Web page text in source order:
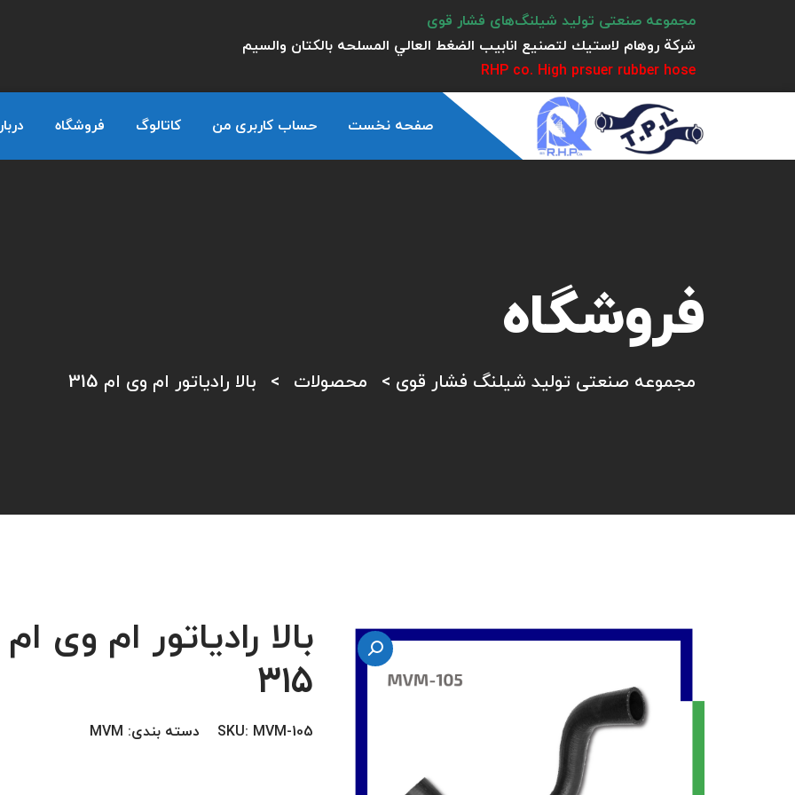
مجموعه صنعتی تولید شیلنگ‌های فشار قوی
شركة روهام لاستيك لتصنيع انابيب الضغط العالي المسلحه بالكتان والسيم
RHP co. High prsuer rubber hose
صفحه نخست حساب کاربری من کاتالوگ فروشگاه
فروشگاه
مجموعه صنعتی تولید شیلنگ فشار قوی > محصولات > بالا رادیاتور ام وی ام 315
بالا رادیاتور ام وی ام
315
SKU: MVM-105 دسته بندی: MVM